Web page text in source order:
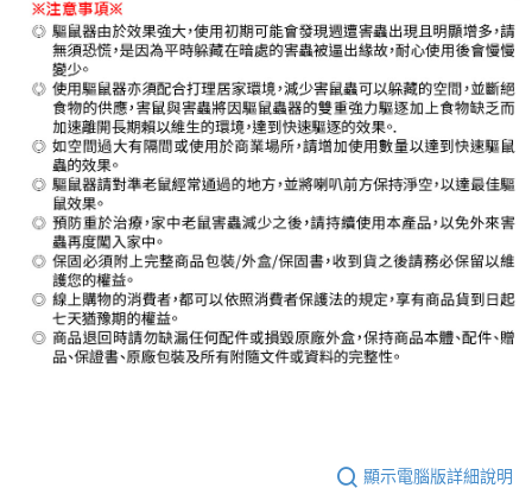
顯示電腦版詳細說明